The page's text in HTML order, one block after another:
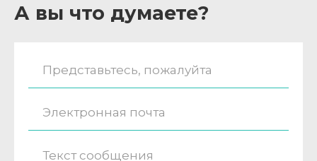
А вы что думаете?